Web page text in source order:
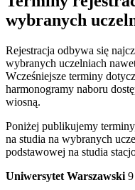
wybranych
Rejestracja odbywa się
wybranych uczelniach
Wcześniejsze terminy
harmonogramy naboru
wiosną.
Poniżej publikujemy
na studia na wybranych
podstawowej na studia
Uniwersytet Warszawski